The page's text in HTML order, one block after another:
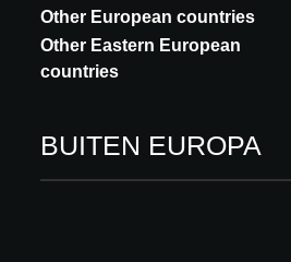
Other European countries
Other Eastern European
countries
BUITEN EUROPA
INNOVATIE
STO
STOGLASS MOSAIC
sprankelende kleuren en eindeloze
drie formaten en veertig kleuren g...